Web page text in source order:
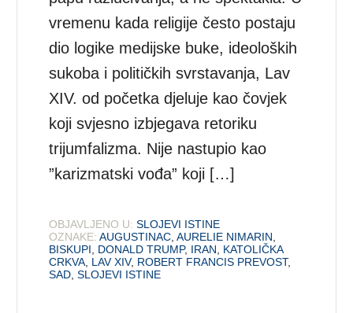
vremenu kada religije često postaju
dio logike medijske buke, ideoloških
sukoba i političkih svrstavanja, Lav
XIV. od početka djeluje kao čovjek
koji svjesno izbjegava retoriku
trijumfalizma. Nije nastupio kao
”karizmatski vođa” koji […]
OBJAVLJENO U: SLOJEVI ISTINE
OZNAKE: AUGUSTINAC ,AURELIE NIMARIN
BISKUPI
DONALD TRUMP, IRAN
KATOLIČKA
CRKVA LAV XIV, ROBERT FRANCIS PREVOST,
SAD ,SLOJEVI ISTINE